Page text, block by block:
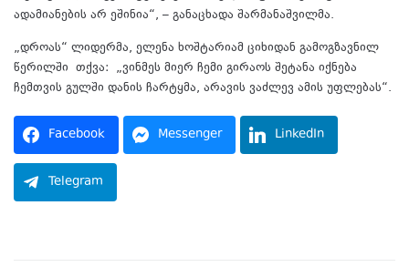
ადამიანების არ ეშინია“, – განაცხადა შარმანაშვილმა.
„დროას“ ლიდერმა, ელენა ხოშტარიამ ციხიდან გამოგზავნილ
წერილში თქვა: „ვინმეს მიერ ჩემი გირაოს შეტანა იქნება
ჩემთვის გულში დანის ჩარტყმა, არავის ვაძლევ ამის უფლებას“.
Facebook Messenger LinkedIn
Telegram